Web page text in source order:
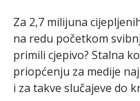
Za 2,7 milijuna
na redu početkom
primili cjepivo? Stalna
priopćenju za medije
i za takve slučajeve do